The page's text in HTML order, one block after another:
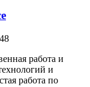
работа и
и
работа по